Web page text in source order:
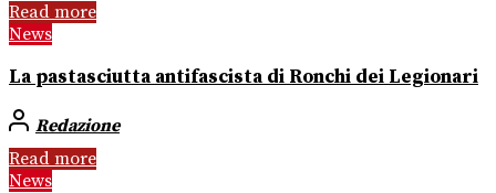
Read more
News
La pastasciutta antifascista di Ronchi dei Legionari
Redazione
Read more
News